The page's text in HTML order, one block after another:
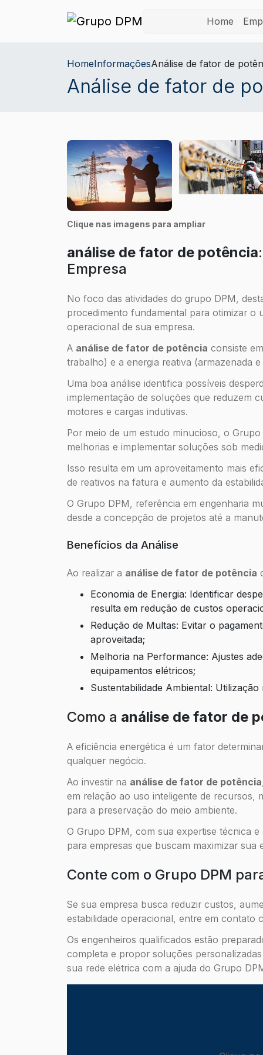
Home
HomeInformaçõesAnálise de fator de
Análise de fator de
Clique nas imagens para ampliar
análise de fator de potência
Empresa
No foco das atividades do grupo DPM,
procedimento fundamental para otimizar o
operacional de sua empresa.
A análise de fator de potência consiste
trabalho) e a energia reativa (armazenada
Uma boa análise identifica possíveis
implementação de soluções que reduzem
motores e cargas indutivas.
Por meio de um estudo minucioso, o
melhorias e implementar soluções sob
Isso resulta em um aproveitamento mais
de reativos na fatura e aumento da
O Grupo DPM, referência em engenharia
desde a concepção de projetos até a
Benefícios da Análise
Ao realizar a análise de fator de potência
Economia de Energia: Identificar desperdícios e corrigir problemas de fator de potência
resulta em redução de custos
Redução de Multas: Evitar o pagamento de valores excessivos por energia reativa mal
aproveitada;
Melhoria na Performance: Ajustes adequados permitem o funcionamento eficiente dos
equipamentos elétricos;
Sustentabilidade Ambiental:
Como a análise de fator de
A eficiência energética é um fator
qualquer negócio.
Ao investir na análise de fator de potência
em relação ao uso inteligente de recursos,
para a preservação do meio ambiente.
O Grupo DPM, com sua expertise técnica
para empresas que buscam maximizar
Conte com o Grupo DPM
Se sua empresa busca reduzir custos,
estabilidade operacional, entre em contato
Os engenheiros qualificados estão
completa e propor soluções
sua rede elétrica com a ajuda do Grupo